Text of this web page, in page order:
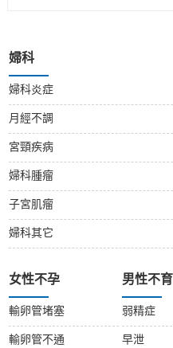
婦科
婦科炎症
月經不調
宮頸疾病
婦科腫瘤
子宮肌瘤
婦科其它
女性不孕
輸卵管堵塞
輸卵管不通
男性不育
弱精症
早泄